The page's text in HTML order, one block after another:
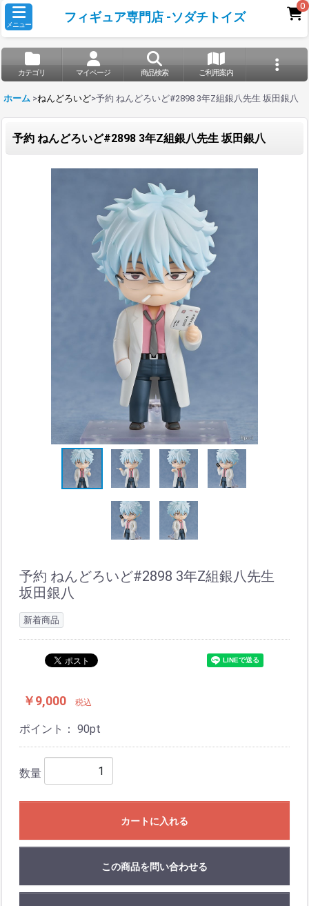
メニュー
フィギュア専門店 -ソダチトイズ
0
カテゴリ マイページ 商品検索 ご利用案内
ホーム >ねんどろいど>予約 ねんどろいど#2898 3年Z組銀八先生 坂田銀八
予約 ねんどろいど#2898 3年Z組銀八先生 坂田銀八
予約 ねんどろいど#2898 3年Z組銀八先生
坂田銀八
新着商品
￥9,000 税込
ポイント： 90pt
数量
カートに入れる
この商品を問い合わせる